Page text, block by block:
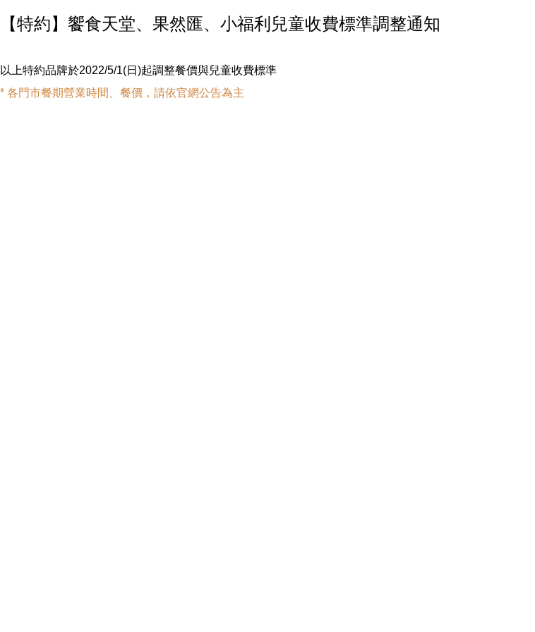
【特約】饗食天堂、果然匯、小福利兒童收費標準調整通知
以上特約品牌於2022/5/1(日)起調整餐價與兒童收費標準
* 各門市餐期營業時間、餐價，請依官網公告為主